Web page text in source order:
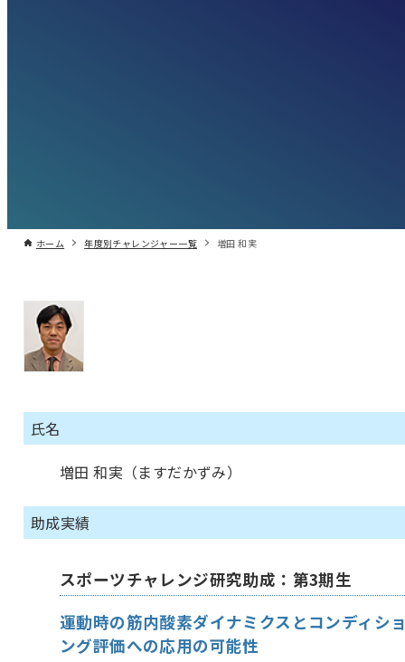
ホーム 年度別チャレンジャー一覧 増田 和実
氏名
増田 和実（ますだかずみ）
助成実績
スポーツチャレンジ研究助成：第3期生
運動時の筋内酸素ダイナミクスとコンディシ
ング評価への応用の可能性